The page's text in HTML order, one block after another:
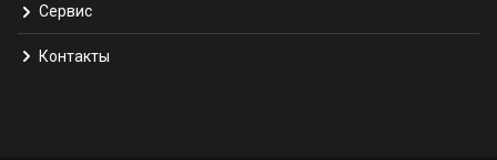
Сервис
Контакты